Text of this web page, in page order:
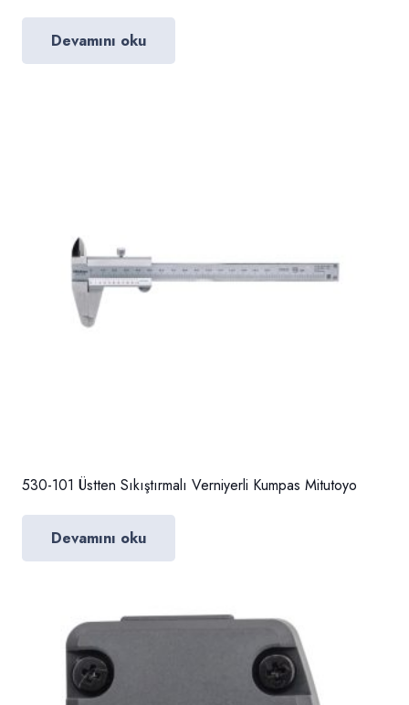
Devamını oku
530-101 Üstten Sıkıştırmalı Verniyerli Kumpas Mitutoyo
Devamını oku